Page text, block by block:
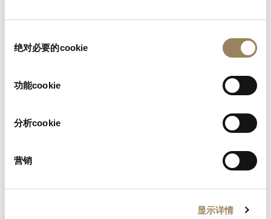
绝对必要的cookie
功能cookie
分析cookie
营销
显示详情
您的订单号，以便其确认您的付款或退款指令。
 物流服务提供方：为履行您的订单，我们需要向物流
电话、收货地址等），用于向您提供产品配送服务。
司：为实现本声明所述之目的，在本声明的条款约束下共
我们可能会根据法律法规规定，或按政府主管部门的强制
性要求，对外共享您的个人信息。
时，我们会向收购方披露您的个人信息，在此情况下，由